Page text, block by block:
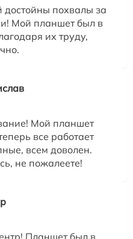
достойны похвалы за
Мой планшет был в
их труду,
Мой планшет
все работает
всем доволен.
не пожалеете!
Планшет был в